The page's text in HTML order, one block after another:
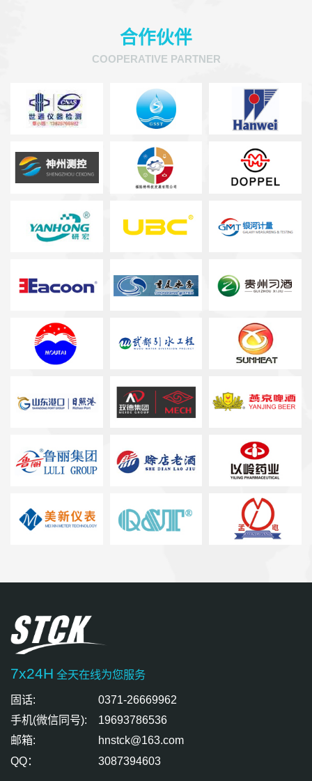
合作伙伴
COOPERATIVE PARTNER
7x24H 全天在线为您服务
固话:
0371-26669962
手机(微信同号):
19693786536
邮箱:
hnstck@163.com
QQ：
3087394603